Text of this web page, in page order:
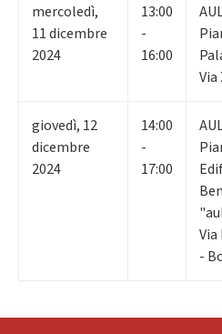
mercoledì,
11dicembre
2024
13:00
-
16:00
giovedì, 12
dicembre
2024
14:00
-
17:00
-